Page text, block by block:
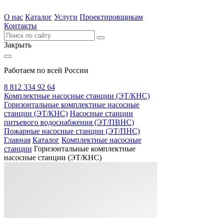
О нас Каталог Услуги Проектировщикам
Контакты
Закрыть
Работаем по всей России
8 812 334 92 64
Комплектные насосные станции (ЭТ/КНС)
Горизонтальные комплектные насосные
станции (ЭТ/КНС) Насосные станции
питьевого водоснабжения (ЭТ/ПВНС)
Пожарные насосные станции (ЭТ/ПНС)
Главная Каталог Комплектные насосные
станции Горизонтальные комплектные
насосные станции (ЭТ/КНС)